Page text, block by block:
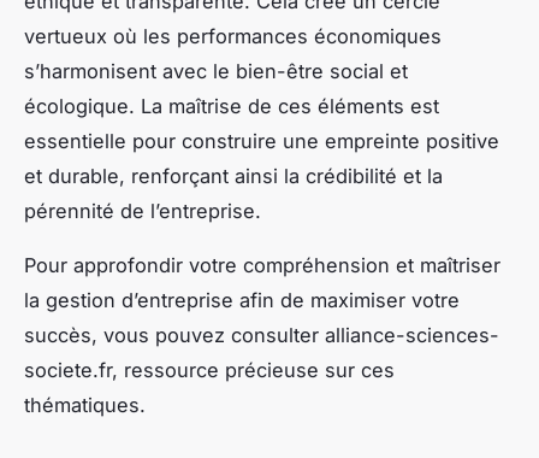
vertueux où les performances économiques
s’harmonisent avec le bien-être social et
écologique. La maîtrise de ces éléments est
essentielle pour construire une empreinte positive
et durable, renforçant ainsi la crédibilité et la
pérennité de l’entreprise.
Pour approfondir votre compréhension et maîtriser
la gestion d’entreprise afin de maximiser votre
succès, vous pouvez consulter alliance-sciences-
societe.fr, ressource précieuse sur ces
thématiques.